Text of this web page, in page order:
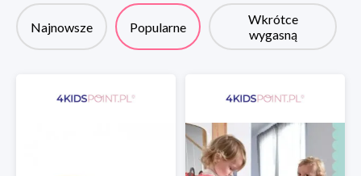
Najnowsze Popularne
Wkrótce
wygasną